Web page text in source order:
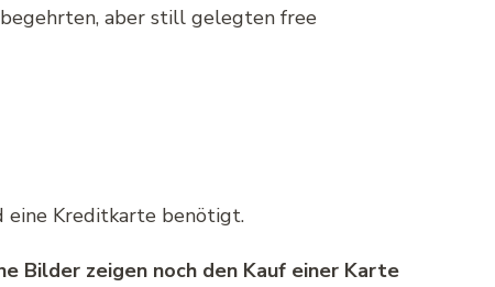
begehrten, aber still gelegten free
eine Kreditkarte benötigt.
Bilder zeigen noch den Kauf einer Karte